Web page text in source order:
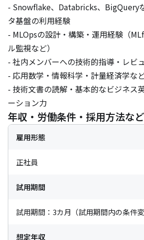
- Snowflake、Databricks、BigQuery
タ基盤の利用経験
- MLOpsの設計・構築・運用経験（
ル監視など）
- 社内メンバーへの技術的指導・レビ
- 応用数学・情報科学・計量経済学な
- 技術文書の読解・基本的なビジネス
ーション力
年収・労働条件・採用方法など
雇用形態
正社員
試用期間
試用期間：3カ月（試用期間内の条件変
想定年収